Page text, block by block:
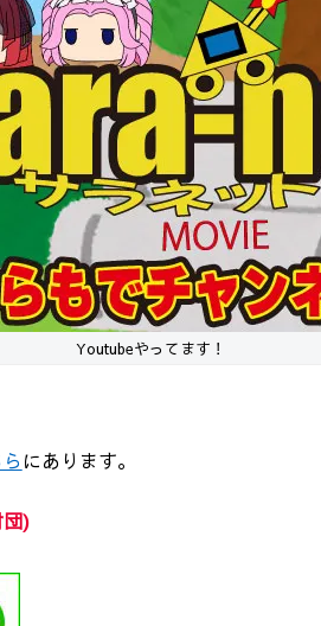
Youtubeやってます！
にあります。
)